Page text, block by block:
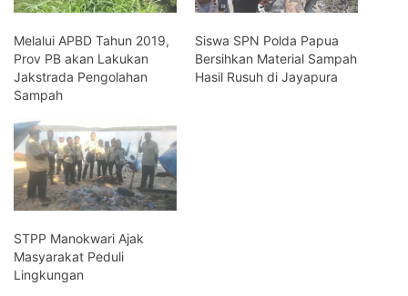
Melalui APBD Tahun 2019,
Prov PB akan Lakukan
Jakstrada Pengolahan
Sampah
Siswa SPN Polda Papua
Bersihkan Material Sampah
Hasil Rusuh di Jayapura
STPP Manokwari Ajak
Masyarakat Peduli
Lingkungan